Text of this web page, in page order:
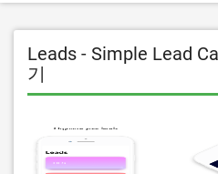
Leads - Simple Lead
기